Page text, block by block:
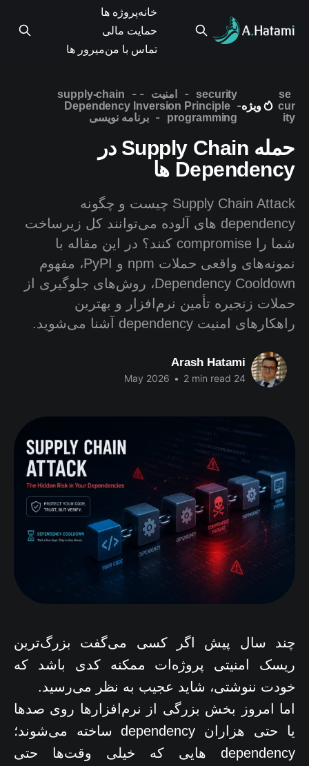
خانهپروژه ها
حمایت مالی
تماس با منمیرور ها
se
cur
ity
ویژه
security
- امنیت -
supply-chain -
Dependency Inversion Principle -
programming
- برنامه نویسی
حمله Supply Chain در
Dependency ها
Supply Chain Attack چیست و چگونه
dependency های آلوده می‌توانند کل زیرساخت
شما را compromise کنند؟ در این مقاله با
نمونه‌های واقعی حملات npm و PyPI، مفهوم
Dependency Cooldown، روش‌های جلوگیری از
حملات زنجیره تأمین نرم‌افزار و بهترین
راهکارهای امنیت dependency آشنا می‌شوید.
Arash Hatami
24 May 2026
• 2 min read
چند سال پیش اگر کسی می‌گفت بزرگ‌ترین
ریسک امنیتی پروژه‌ات ممکنه کدی باشد که
خودت ننوشتی، شاید عجیب به نظر می‌رسید.
اما امروز بخش بزرگی از نرم‌افزارها روی صدها
یا حتی هزاران dependency ساخته می‌شوند؛
dependency هایی که خیلی وقت‌ها حتی